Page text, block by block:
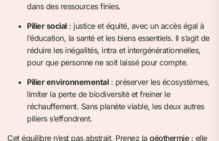
dans des ressources finies.
Pilier social: justice et équité, avec un accès égal à
l’éducation, la santé et les biens essentiels. Il s’agit de
réduire les inégalités, intra et intergénérationnelles,
pour que personne ne soit laissé pour compte.
Pilier environnemental: préserver les écosystèmes,
limiter la perte de biodiversité et freiner le
réchauffement. Sans planète viable, les deux autres
piliers s’effondrent.
Cet équilibre n’est pas abstrait. Prenez la géothermie: elle